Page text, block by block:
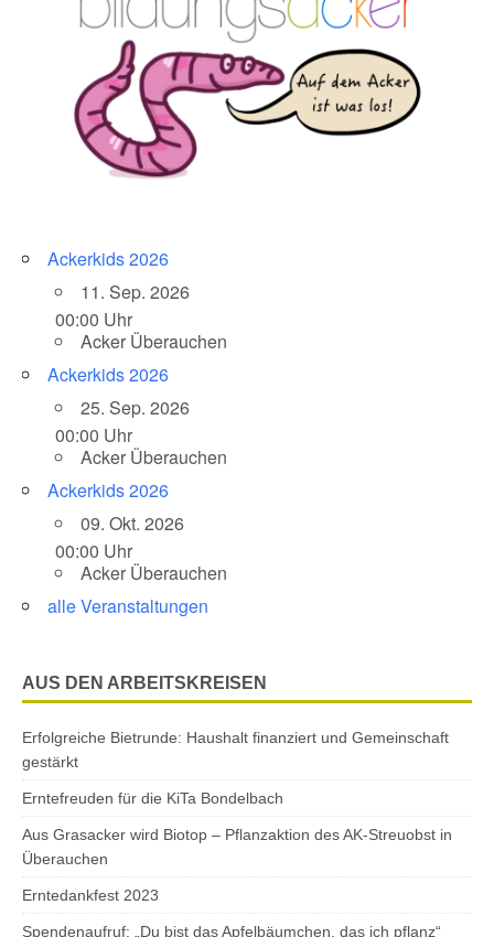
Ackerkids 2026
11. Sep. 2026
00:00 Uhr
Acker Überauchen
Ackerkids 2026
25. Sep. 2026
00:00 Uhr
Acker Überauchen
Ackerkids 2026
09. Okt. 2026
00:00 Uhr
Acker Überauchen
alle Veranstaltungen
AUS DEN ARBEITSKREISEN
Erfolgreiche Bietrunde: Haushalt finanziert und Gemeinschaft
gestärkt
Erntefreuden für die KiTa Bondelbach
Aus Grasacker wird Biotop – Pflanzaktion des AK-Streuobst in
Überauchen
Erntedankfest 2023
Spendenaufruf: „Du bist das Apfelbäumchen, das ich pflanz“